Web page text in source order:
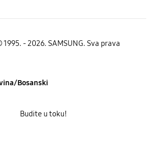
- 2026. SAMSUNG. Sva prava
Bosanski
Budite u toku!